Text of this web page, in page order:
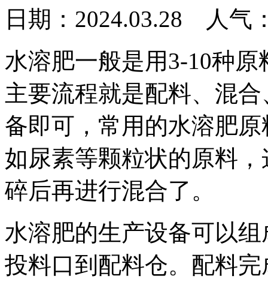
日期：2024.03.28 人气
水溶肥一般是用3-10种
主要流程就是配料、混
备即可，常用的水溶肥
如尿素等颗粒状的原料
碎后再进行混合了。
水溶肥的生产设备可以
投料口到配料仓。配料